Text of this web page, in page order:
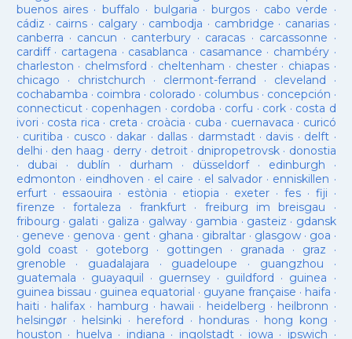
buenos aires· buffalo · bulgaria · burgos· cabo verde ·
cádiz · cairns· calgary · cambodja · cambridge · canarias·
canberra · cancun · canterbury · caracas · carcassonne ·
cardiff· cartagena · casablanca · casamance · chambéry·
charleston · chelmsford · cheltenham · chester· chiapas ·
chicago · christchurch · clermont-ferrand · cleveland ·
cochabamba · coimbra · colorado · columbus· concepción ·
connecticut· copenhagen · cordoba · corfu · cork · costa d
ivori · costa rica · creta · croàcia · cuba · cuernavaca · curicó
· curitiba · cusco · dakar · dallas · darmstadt· davis · delft ·
delhi · den haag · derry· detroit· dnipropetrovsk· donostia
· dubai · dublín · durham · düsseldorf· edinburgh ·
edmonton · eindhoven · el caire · el salvador · enniskillen ·
erfurt· essaouira · estònia · etiopia · exeter· fes· fiji ·
firenze ·fortaleza · frankfurt· freiburg im breisgau ·
fribourg · galati · galiza · galway· gambia · gasteiz · gdansk
· geneve · genova · gent· ghana · gibraltar· glasgow· goa ·
gold coast · goteborg · gottingen · granada · graz ·
grenoble · guadalajara · guadeloupe · guangzhou ·
guatemala · guayaquil · guernsey· guildford · guinea ·
guinea bissau · guinea equatorial · guyane française · haifa ·
haiti · halifax · hamburg · hawaii · heidelberg · heilbronn ·
helsingør· helsinki · hereford · honduras· hong kong ·
houston · huelva · indiana · ingolstadt· iowa · ipswich ·